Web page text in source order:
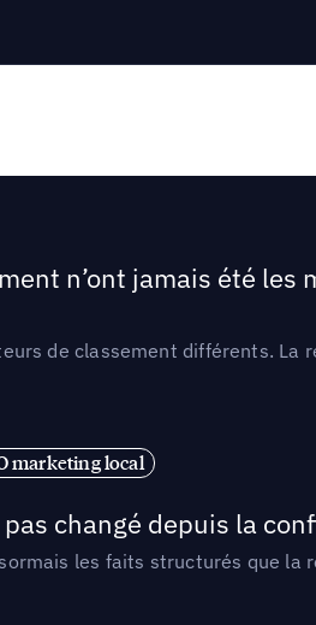
n’ont jamais été
de classement différents.
marketing local
changé depuis la
les faits structurés que la